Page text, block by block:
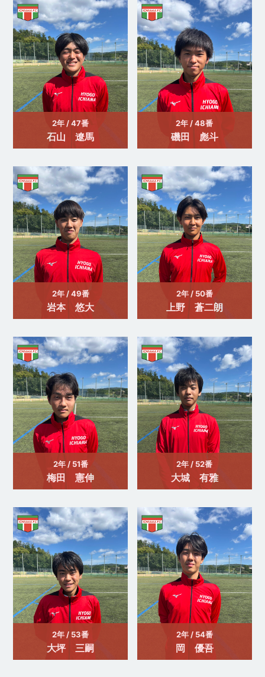
2年 / 47番
石山 遼馬
2年 / 48番
磯田 彪斗
2年 / 49番
岩本 悠大
2年 / 50番
上野 蒼二朗
2年 / 51番
梅田 憲伸
2年 / 52番
大城 有雅
2年 / 53番
大坪 三嗣
2年 / 54番
岡 優吾